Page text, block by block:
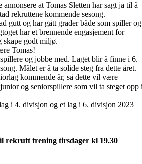
at Tomas Sletten har sagt ja til å
rekruttene kommende sesong.
gutt og har gått grader både som spiller og
har et brennende engasjement for
godt miljø.
Tomas!
og jobbe med. Laget blir å finne i 6.
Målet er å ta solide steg fra dette året.
kommende år, så dette vil være
og seniorspillere som vil ta steget opp
i 4. divisjon og et lag i 6. divisjon 2023
rekrutt trening tirsdager kl 19.30